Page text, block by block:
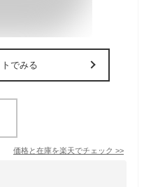
でみる
価格と在庫を楽天でチェック >>